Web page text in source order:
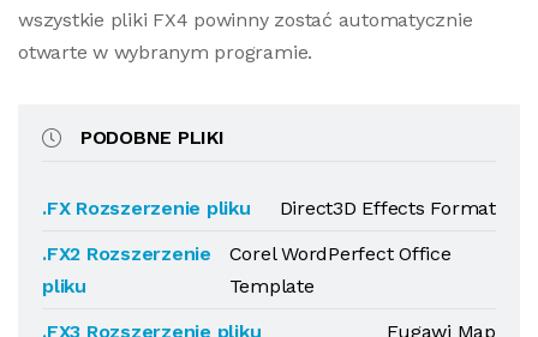
wszystkie pliki FX4 powinny zostać automatycznie
otwarte w wybranym programie.
PODOBNE PLIKI
.FX Rozszerzenie pliku
Direct3D Effects Format
.FX2 Rozszerzenie
pliku
Corel WordPerfect Office
Template
.FX3 Rozszerzenie pliku
Fugawi Map